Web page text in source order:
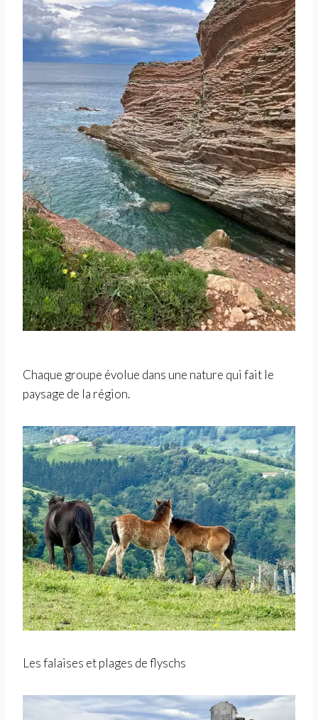
Chaque groupe évolue dans une nature qui fait le
paysage de la région.
Les falaises et plages de flyschs